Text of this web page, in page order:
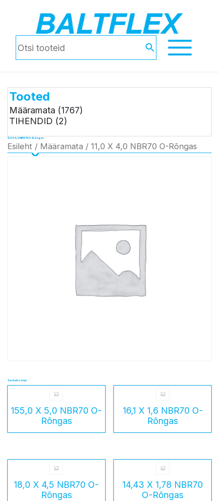
Tooted
Määramata (1767)
TIHENDID (2)
11,0 X 4,0 NBR70 O-Rõngas
Esileht / Määramata / 11,0 X 4,0 NBR70 O-Rõngas
Seotud tooted
155,0 X 5,0 NBR70 O-
Rõngas
16,1 X 1,6 NBR70 O-
Rõngas
18,0 X 4,5 NBR70 O-
Rõngas
14,43 X 1,78 NBR70
O-Rõngas